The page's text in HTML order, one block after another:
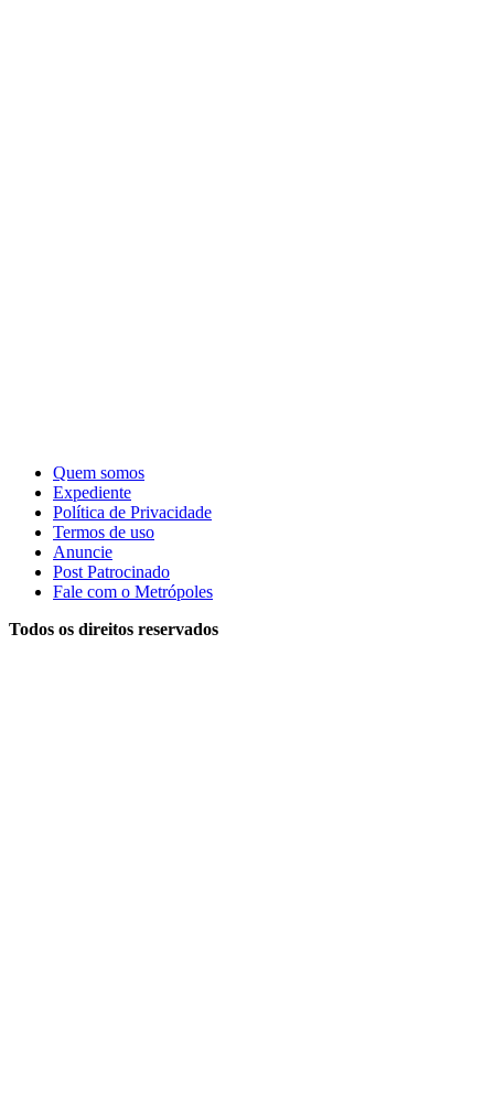
Quem somos
Expediente
Política de Privacidade
Termos de uso
Anuncie
Post Patrocinado
Fale com o Metrópoles
Todos os direitos reservados